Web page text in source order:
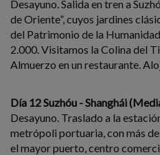
Desayuno. Salida en tren a
de Oriente”, cuyos jardines
del Patrimonio de la
2.000. Visitamos la Colina del
Almuerzo en un restaurante.
Día 12 Suzhóu - Shanghái
Desayuno. Traslado a la
metrópoli portuaria, con más
el mayor puerto, centro